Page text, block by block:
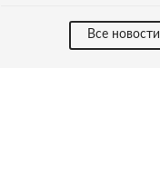
Все новости